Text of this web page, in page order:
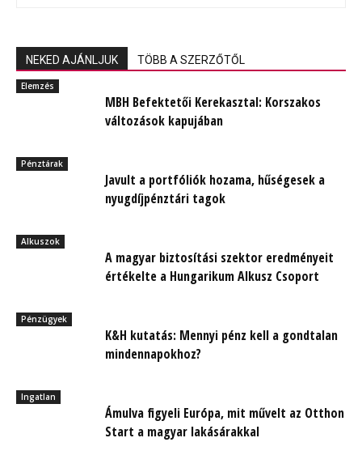
NEKED AJÁNLJUK TÖBB A SZERZŐTŐL
Elemzés
MBH Befektetői Kerekasztal: Korszakos
változások kapujában
Pénztárak
Javult a portfóliók hozama, hűségesek a
nyugdíjpénztári tagok
Alkuszok
A magyar biztosítási szektor eredményeit
értékelte a Hungarikum Alkusz Csoport
Pénzügyek
K&H kutatás: Mennyi pénz kell a gondtalan
mindennapokhoz?
Ingatlan
Ámulva figyeli Európa, mit művelt az Otthon
Start a magyar lakásárakkal